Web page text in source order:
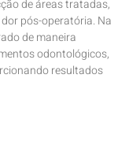
de áreas tratadas,
pós-operatória. Na
de maneira
odontológicos,
resultados